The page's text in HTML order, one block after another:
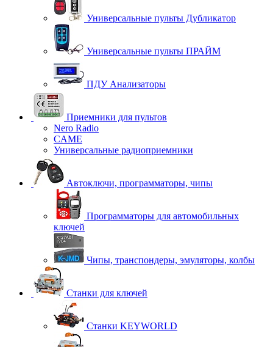
Универсальные пульты Дубликатор
Универсальные пульты ПРАЙМ
ПДУ Анализаторы
Приемники для пультов
Nero Radio
CAME
Универсальные радиоприемники
Автоключи, программаторы, чипы
Программаторы для автомобильных
ключей
Чипы, транспондеры, эмуляторы, колбы
Станки для ключей
Станки KEYWORLD